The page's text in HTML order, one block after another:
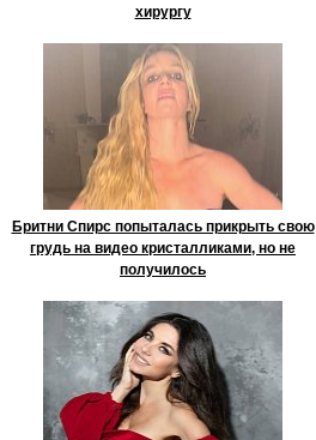
хирургу
Бритни Спирс попыталась прикрыть свою
грудь на видео кристалликами, но не
получилось